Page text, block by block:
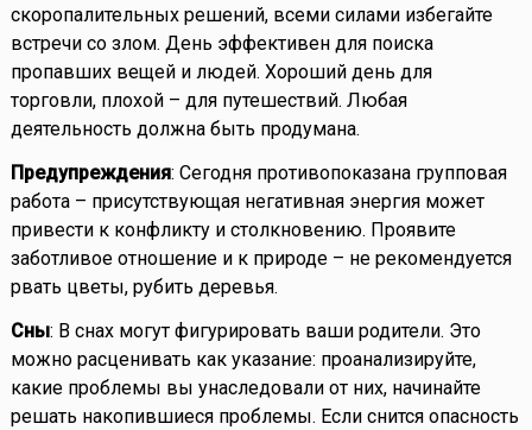
скоропалительных решений, всеми силами избегайте
встречи со злом. День эффективен для поиска
пропавших вещей и людей. Хороший день для
торговли, плохой – для путешествий. Любая
деятельность должна быть продумана.
Предупреждения: Сегодня противопоказана групповая
работа – присутствующая негативная энергия может
привести к конфликту и столкновению. Проявите
заботливое отношение и к природе – не рекомендуется
рвать цветы, рубить деревья.
Сны: В снах могут фигурировать ваши родители. Это
можно расценивать как указание: проанализируйте,
какие проблемы вы унаследовали от них, начинайте
решать накопившиеся проблемы. Если снится опасность